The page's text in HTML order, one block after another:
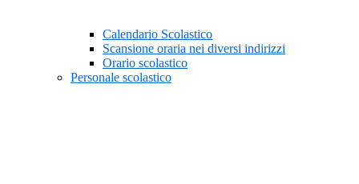
Calendario Scolastico
Scansione oraria nei diversi indirizzi
Orario scolastico
Personale scolastico